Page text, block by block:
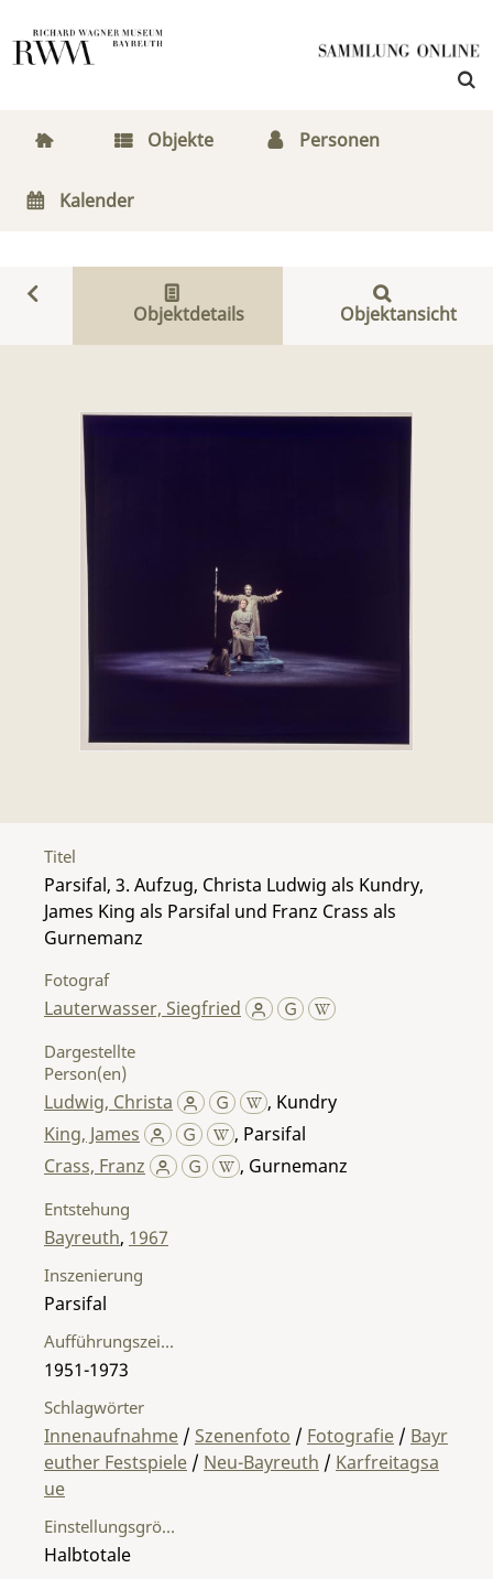
Objekte Personen
Kalender
Objektdetails Objektansicht
Titel
Parsifal, 3. Aufzug, Christa Ludwig als Kundry,
James King als Parsifal und Franz Crass als
Gurnemanz
Fotograf
Lauterwasser, Siegfried
Dargestellte
Person(en)
Ludwig, Christa , Kundry
King, James
, Parsifal
Crass, Franz
, Gurnemanz
Entstehung
Bayreuth, 1967
Einstellungsgröße
Halbtotale
Inszenierung
Parsifal
Aufführungszeitraum
1951-1973
Schlagwörter
Innenaufnahme / Szenenfoto / Fotografie / Bayr
euther Festspiele / Neu-Bayreuth / Karfreitagsa
ue